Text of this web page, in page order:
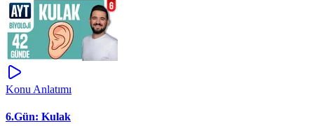
Konu Anlatımı
6.Gün: Kulak